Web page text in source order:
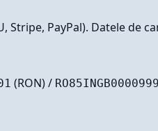
PayPal). Datele de
(RON) /